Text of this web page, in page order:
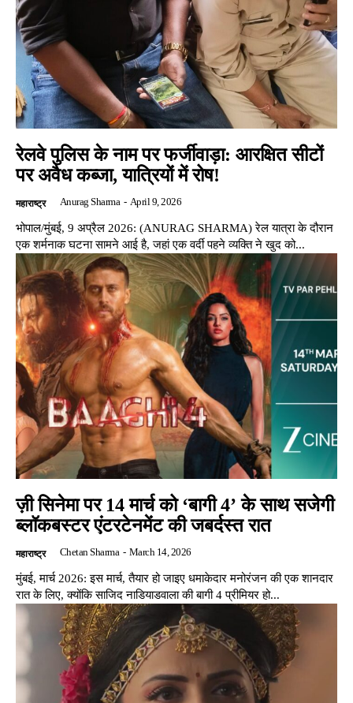
रेलवे पुलिस के नाम पर फर्जीवाड़ा: आरक्षित सीटों
पर अवैध कब्जा, यात्रियों में रोष!
महाराष्ट्र Anurag Sharma - April 9, 2026
भोपाल/मुंबई, 9 अप्रैल 2026: (ANURAG SHARMA) रेल यात्रा के दौरान
एक शर्मनाक घटना सामने आई है, जहां एक वर्दी पहने व्यक्ति ने खुद को...
ज़ी सिनेमा पर 14 मार्च को ‘बागी 4’ के साथ सजेगी
ब्लॉकबस्टर एंटरटेनमेंट की जबर्दस्त रात
महाराष्ट्र Chetan Sharma - March 14, 2026
मुंबई, मार्च 2026: इस मार्च, तैयार हो जाइए धमाकेदार मनोरंजन की एक शानदार
रात के लिए, क्योंकि साजिद नाडियाडवाला की बागी 4 प्रीमियर हो...